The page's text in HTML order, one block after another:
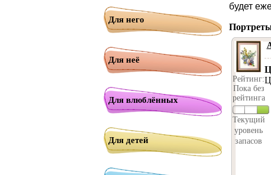
Для него
Для неё
Для влюблённых
Для детей
будет
Рейтинг:
Пока без
рейтинга
Текущий
уровень
запасов